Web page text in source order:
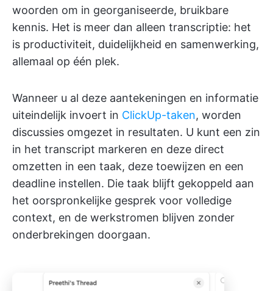
woorden om in georganiseerde, bruikbare
kennis. Het is meer dan alleen transcriptie: het
is productiviteit, duidelijkheid en samenwerking,
allemaal op één plek.
Wanneer u al deze aantekeningen en informatie
uiteindelijk invoert in ClickUp-taken, worden
discussies omgezet in resultaten. U kunt een zin
in het transcript markeren en deze direct
omzetten in een taak, deze toewijzen en een
deadline instellen. Die taak blijft gekoppeld aan
het oorspronkelijke gesprek voor volledige
context, en de werkstromen blijven zonder
onderbrekingen doorgaan.